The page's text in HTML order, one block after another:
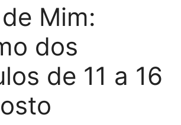
Mim:
dos
de 11 a 16